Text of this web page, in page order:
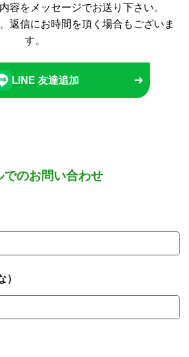
容をメッセージでお送り下さい。
返信にお時間を頂く場合もございま
す。
LINE 友達追加
でのお問い合わせ